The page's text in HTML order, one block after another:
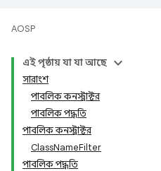
AOSP
এই পৃষ্ঠায় যা যা আছে
সারাংশ
পাবলিক কনস্ট্রাক্টর
পাবলিক পদ্ধতি
পাবলিক কনস্ট্রাক্টর
ClassNameFilter
পাবলিক পদ্ধতি